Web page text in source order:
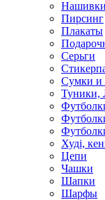
Нашивки
Пирсинг
Плакаты
Серьги
Сумки и
Туники,
Худі,
Цепи
Чашки
Шапки
Шарфы